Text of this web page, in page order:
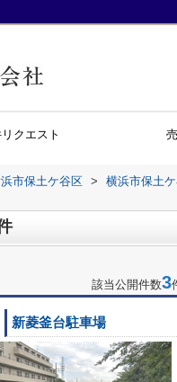
クエスト
市保土ケ谷区 > 横浜市保土
該当公開件数3
新菱釜台駐車場